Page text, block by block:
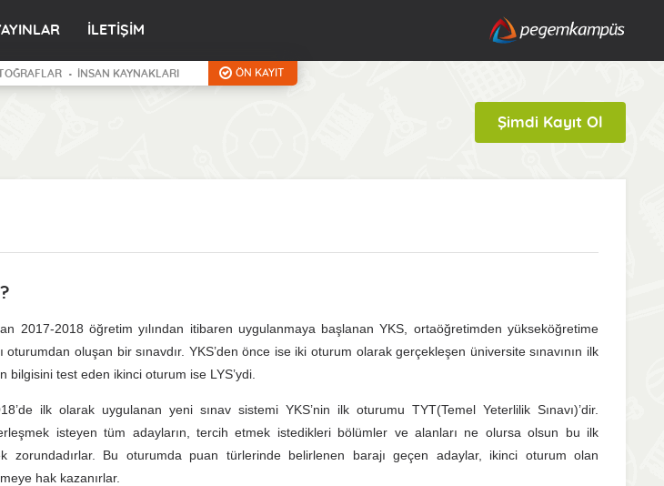
İLETİŞİM
İNSAN KAYNAKLARI ÖN KAYIT
Şimdi Kayıt Ol
2017-2018 öğretim yılından itibaren uygulanmaya başlanan YKS, ortaöğretimden yükseköğretime
oturumdan oluşan bir sınavdır. YKS’den önce ise iki oturum olarak gerçekleşen üniversite sınavının ilk
bilgisini test eden ikinci oturum ise LYS’ydi.
ilk olarak uygulanan yeni sınav sistemi YKS’nin ilk oturumu TYT(Temel Yeterlilik Sınavı)’dir.
isteyen tüm adayların, tercih etmek istedikleri bölümler ve alanları ne olursa olsun bu ilk
zorundadırlar. Bu oturumda puan türlerinde belirlenen barajı geçen adaylar, ikinci oturum olan
hak kazanırlar.